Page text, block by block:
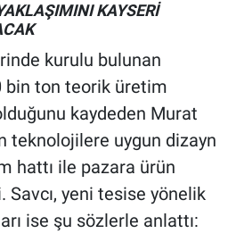
KAYSERİ
kurulu bulunan
bin ton teorik üretim
kaydeden Murat
teknolojilere uygun dizayn
hattı ile pazara ürün
Savcı, yeni tesise yönelik
ise şu sözlerle anlattı: